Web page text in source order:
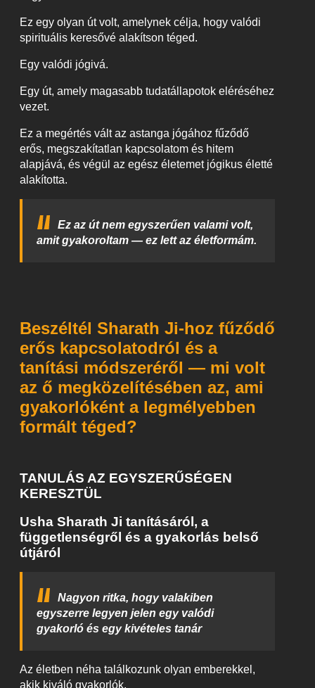
Ez egy olyan út volt, amelynek célja, hogy valódi
spirituális keresővé alakítson téged.
Egy valódi jógivá.
Egy út, amely magasabb tudatállapotok eléréséhez
vezet.
Ez a megértés vált az astanga jógához fűződő
erős, megszakítatlan kapcsolatom és hitem
alapjává, és végül az egész életemet jógikus életté
alakította.
Ez az út nem egyszerűen valami volt,
amit gyakoroltam — ez lett az életformám.
Beszéltél Sharath Ji-hoz fűződő
erős kapcsolatodról és a
tanítási módszeréről — mi volt
az ő megközelítésében az, ami
gyakorlóként a legmélyebben
formált téged?
TANULÁS AZ EGYSZERŰSÉGEN
KERESZTÜL
Usha Sharath Ji tanításáról, a
függetlenségről és a gyakorlás belső
útjáról
Nagyon ritka, hogy valakiben
egyszerre legyen jelen egy valódi
gyakorló és egy kivételes tanár
Az életben néha találkozunk olyan emberekkel,
akik kiváló gyakorlók.